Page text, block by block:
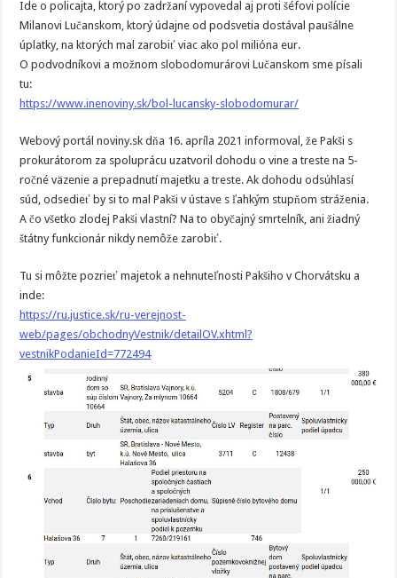
Ide o policajta, ktorý po zadržaní vypovedal aj proti šéfovi polície
Milanovi Lučanskom, ktorý údajne od podsvetia dostával paušálne
úplatky, na ktorých mal zarobiť viac ako pol milióna eur.
O podvodníkovi a možnom slobodomurárovi Lučanskom sme písali
tu:
https://www.inenoviny.sk/bol-lucansky-slobodomurar/
Webový portál noviny.sk dňa 16. apríla 2021 informoval, že Pakši s
prokurátorom za spoluprácu uzatvoril dohodu o vine a treste na 5-
ročné väzenie a prepadnutí majetku a treste. Ak dohodu odsúhlasí
súd, odsedieť by si to mal Pakši v ústave s ľahkým stupňom stráženia.
A čo všetko zlodej Pakši vlastní? Na to obyčajný smrtelník, ani žiadný
štátny funkcionár nikdy nemôže zarobiť.
Tu si môžte pozrieť majetok a nehnuteľnosti Pakšiho v Chorvátsku a
inde:
https://ru.justice.sk/ru-verejnost-
web/pages/obchodnyVestnik/detailOV.xhtml?
vestnikPodanieId=772494